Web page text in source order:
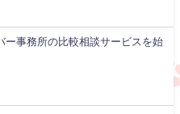
ー事務所の比較相談サービスを始